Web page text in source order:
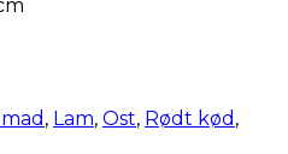
, Lam, Ost, Rødt kød ,